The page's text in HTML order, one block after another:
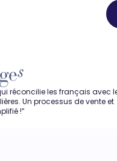
français avec les
de vente et